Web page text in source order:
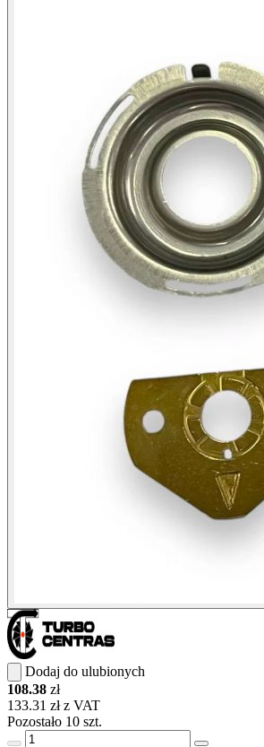
Dodaj do ulubionych
108.38 zł
133.31 zł z VAT
Pozostało 10 szt.